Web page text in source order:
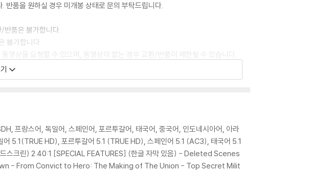
반품을 원하실 경우 미개봉 상태로 문의 부탁드립니다.
반품은 불가합니다.
불가합니다.
상을 요청할 수 있으며, 동영상이 없는 경우 교환/반품이 제한될 수 있습니다.
나, DVD 클리너 등 전용 제품을 이용하면 대부분 해결됩니다.
습니다. 독립형 전용 플레이어 사용을 권장드리며, ODD 사용으로 인한 재생 불
아닙니다. 단, 재생에 이상이 있는 경우에는 불량으로 인한 반품/교환이 가능합니
프랑스어, 독일어, 스페인어, 포르투갈어, 태국어, 중국어, 인도네시아어, 아라
5.1(TRUE HD), 포르투갈어 5.1 (TRUE HD), 스페인어 5.1 (AC3), 태국어 5.1
스크린) 2.40:1 [SPECIAL FEATURES] (한글 자막 있음) - Deleted Scenes
- From Convict to Hero: The Making of The Union - Top Secret Milit